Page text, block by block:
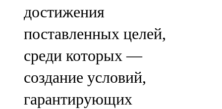
достижения
поставленных целей,
среди которых —
создание условий,
гарантирующих